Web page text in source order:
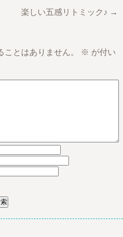
楽しい五感リトミック♪ →
とはありません。
※ が付い